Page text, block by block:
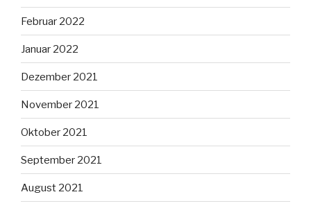
Februar 2022
Januar 2022
Dezember 2021
November 2021
Oktober 2021
September 2021
August 2021